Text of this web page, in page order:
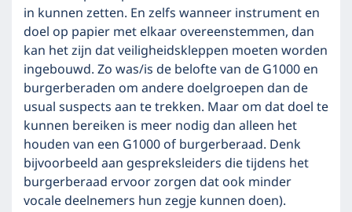
in kunnen zetten. En zelfs wanneer instrument en
doel op papier met elkaar overeenstemmen, dan
kan het zijn dat veiligheidskleppen moeten worden
ingebouwd. Zo was/is de belofte van de G1000 en
burgerberaden om andere doelgroepen dan de
usual suspects aan te trekken. Maar om dat doel te
kunnen bereiken is meer nodig dan alleen het
houden van een G1000 of burgerberaad. Denk
bijvoorbeeld aan gespreksleiders die tijdens het
burgerberaad ervoor zorgen dat ook minder
vocale deelnemers hun zegje kunnen doen).